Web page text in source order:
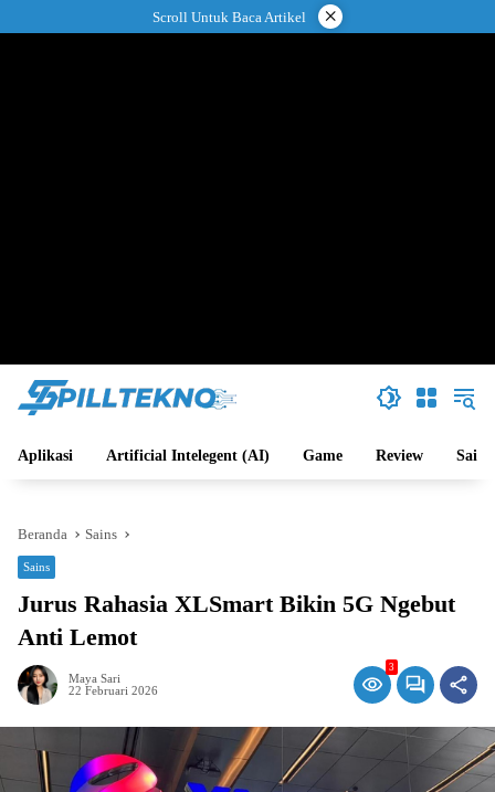
ke
Scroll Untuk Baca Artikel ×
Aplikasi Artificial Intelegent (AI) Game Review Sains
Beranda Sains
Sains
Jurus Rahasia XLSmart Bikin 5G Ngebut
Anti Lemot
Maya Sari
22 Februari 2026
3